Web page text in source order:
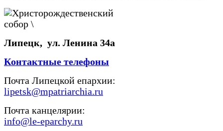
Липецк, ул. Ленина 34а
Контактные телефоны
Почта Липецкой епархии:
lipetsk@mpatriarchia.ru
Почта канцелярии:
info@le-eparchy.ru